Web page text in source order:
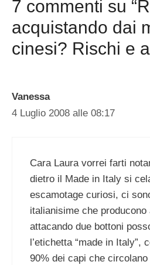
7 commenti su
acquistando dai
cinesi? Rischi e
Vanessa
4 Luglio 2008 alle 08:17
Cara Laura vorrei farti
dietro il Made in Italy si
escamotage curiosi, ci
italianisime che producono
attacando due bottoni
l’etichetta “made in Italy”,
90% dei capi che